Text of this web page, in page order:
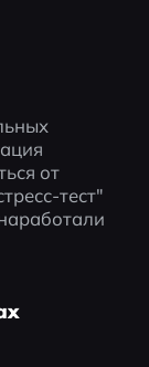
от
тест"